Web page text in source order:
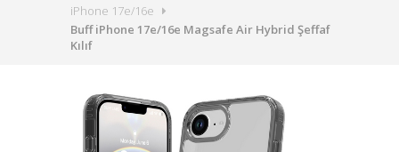
iPhone 17e/16e
Buff iPhone 17e/16e Magsafe Air Hybrid Şeffaf
Kılıf